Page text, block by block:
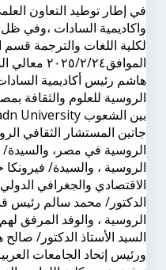
في إطار توطيد التعاون
واكاديمية السادات ،وفي ظل
لكلية اللغات والترجمة قسم
هاشم رئيس أكاديمية السادات
الروسية للعلوم والثقافة
جاتين المستشار الثقافي
الروسية في مصر، والسيدة/
الروسية ، والسيدة/
الاقتصادي والجغرافي
الدكتور/ محمد سالم رئيس
الروسية ، والوفد المرفق
السيد الأستاذ الدكتور/
ورئيس إتحاد الجامعات